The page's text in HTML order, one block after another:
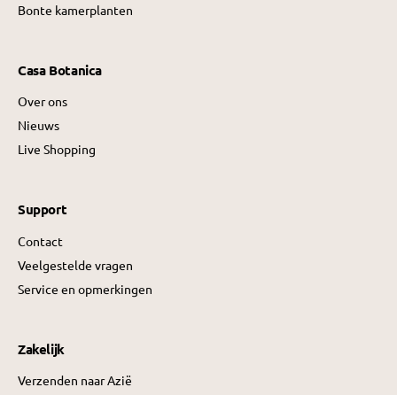
Bonte kamerplanten
Casa Botanica
Over ons
Nieuws
Live Shopping
Support
Contact
Veelgestelde vragen
Service en opmerkingen
Zakelijk
Verzenden naar Azië